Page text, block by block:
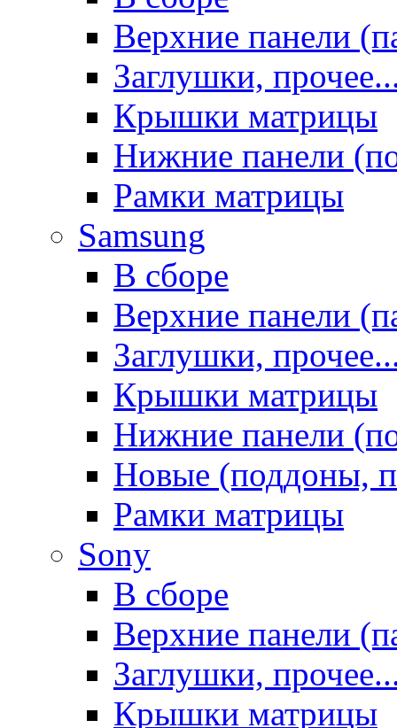
Верхние панели
Заглушки,
Крышки матрицы
Нижние панели
Рамки матрицы
Samsung
В сборе
Верхние панели
Заглушки,
Крышки матрицы
Нижние панели
Новые (поддоны,
Рамки матрицы
Sony
В сборе
Верхние панели
Заглушки,
Крышки матрицы